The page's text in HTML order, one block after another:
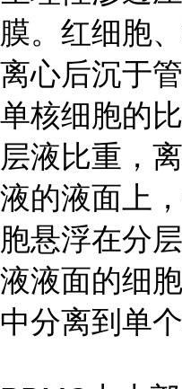
膜。红细胞
离心后沉于
单核细胞的
层液比重，
液的液面上
胞悬浮在分
液液面的细
中分离到单个